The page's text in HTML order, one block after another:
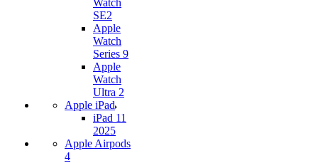
Watch
SE2
Apple
Watch
Series 9
Apple
Watch
Ultra 2
Apple iPad
iPad 11
2025
Apple Airpods
4